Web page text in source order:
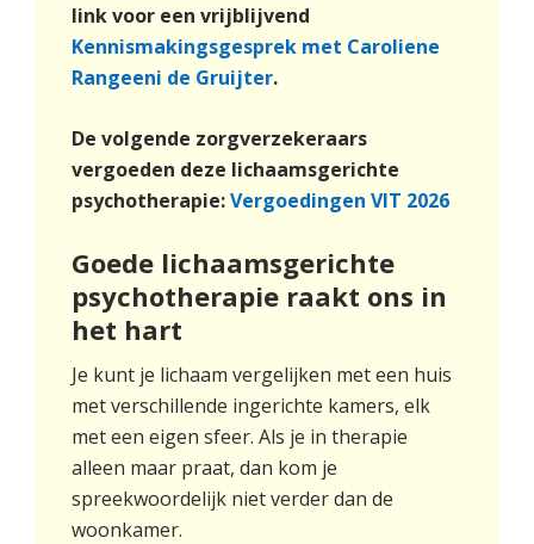
link voor een vrijblijvend
Kennismakingsgesprek met Caroliene
Rangeeni de Gruijter.
De volgende zorgverzekeraars
vergoeden deze lichaamsgerichte
psychotherapie:Vergoedingen VIT 2026
Goede lichaamsgerichte
psychotherapie raakt ons in
het hart
Je kunt je lichaam vergelijken met een huis
met verschillende ingerichte kamers, elk
met een eigen sfeer. Als je in therapie
alleen maar praat, dan kom je
spreekwoordelijk niet verder dan de
woonkamer.